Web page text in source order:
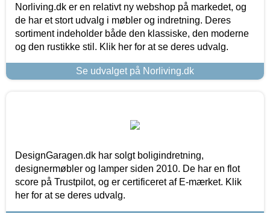
Norliving.dk er en relativt ny webshop på markedet, og
de har et stort udvalg i møbler og indretning. Deres
sortiment indeholder både den klassiske, den moderne
og den rustikke stil. Klik her for at se deres udvalg.
Se udvalget på Norliving.dk
DesignGaragen.dk har solgt boligindretning,
designermøbler og lamper siden 2010. De har en flot
score på Trustpilot, og er certificeret af E-mærket. Klik
her for at se deres udvalg.